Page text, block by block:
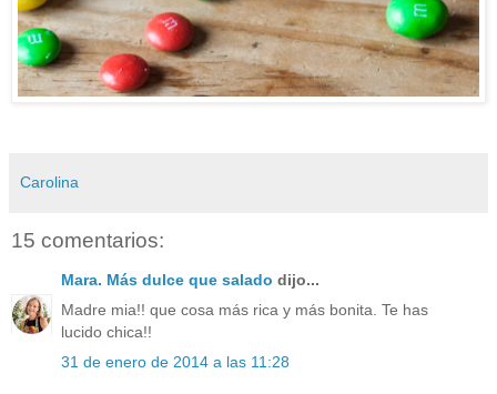
Carolina
15 comentarios:
Mara. Más dulce que salado dijo...
Madre mia!! que cosa más rica y más bonita. Te has
lucido chica!!
31 de enero de 2014 a las 11:28